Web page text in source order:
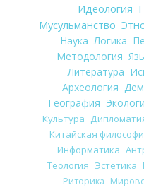
Идеология
Мусульманство
Наука Логика
Методология
Литература
Археология
География
Культура
Китайская
Информатика
Теология Эстетика
Риторика